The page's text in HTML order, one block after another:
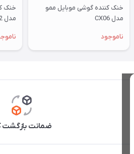
خنک کننده گوشی موبایل ممو
مدل CX06
ناموجود
خنک
مدل DL22
ضمانت بازگشت